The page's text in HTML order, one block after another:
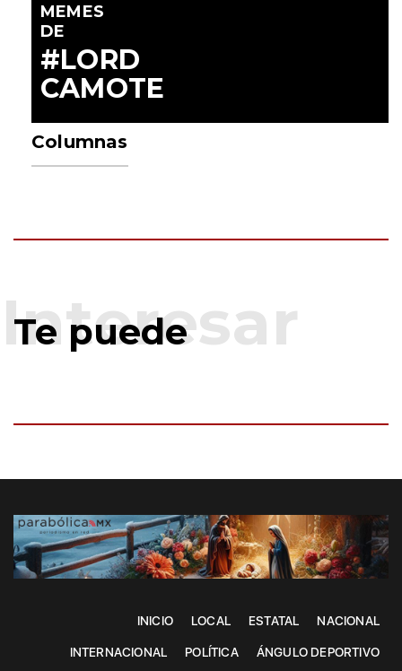
MEMES
DE
#LORD
CAMOTE
Columnas
Te puede
INICIO LOCAL ESTATAL NACIONAL
INTERNACIONAL POLÍTICA ÁNGULO DEPORTIVO